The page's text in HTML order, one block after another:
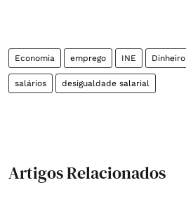
Economia emprego INE Dinheiro
salários desigualdade salarial
Artigos Relacionados